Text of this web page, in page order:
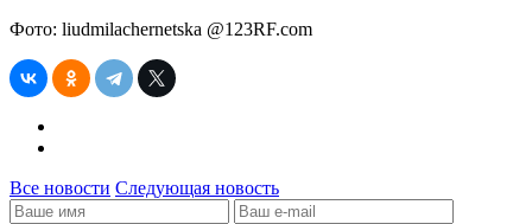
Фото: liudmilachernetska @123RF.com
Все новости Следующая новость